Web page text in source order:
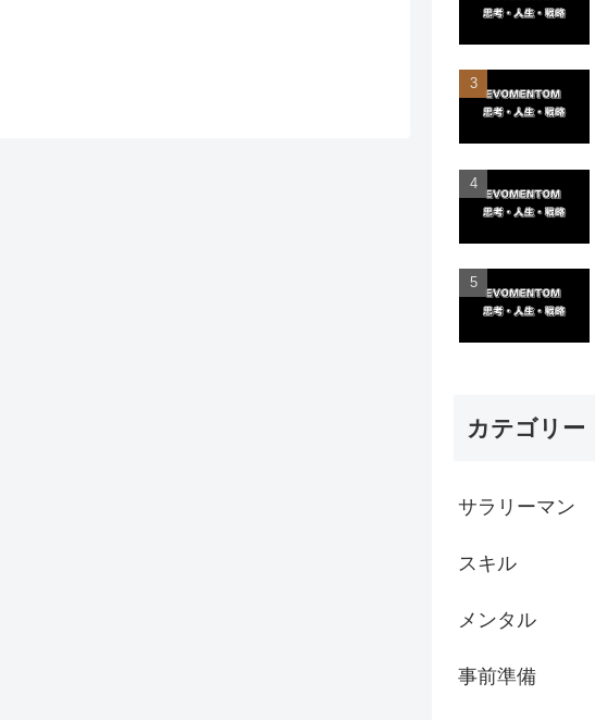
カテゴリー
サラリーマン
スキル
メンタル
事前準備